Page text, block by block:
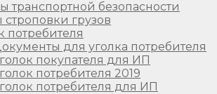
транспортной безопасности
строповки грузов
потребителя
для уголка потребителя
покупателя для ИП
потребителя 2019
потребителя для ИП